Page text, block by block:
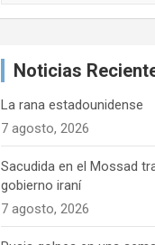
Noticias
La rana estadounidense
7 agosto, 2026
Sacudida en el Mossad
gobierno iraní
7 agosto, 2026